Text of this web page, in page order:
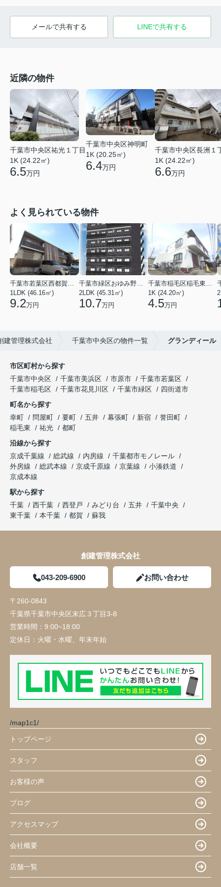
メールで共有する LINEで共有する
近隣の物件
千葉市中央区祐光１丁目
1K (24.22㎡)
6.5万円
千葉市中央区神明町
1K (20.25㎡)
6.4万円
千葉市中央区長洲１
1K (24.22㎡)
6.6万円
よく見られている物件
千葉市若葉区西都賀３丁目
1LDK (46.16㎡)
9.2万円
千葉市緑区おゆみ野３丁目
2LDK (45.31㎡)
10.7万円
千葉市稲毛区稲毛東２丁目
1K (24.20㎡)
4.5万円
建管理株式会社 千葉市中央区の物件一覧 グランディール
市区町村から探す
千葉市中央区
千葉市美浜区 市原市
千葉市若葉区
千葉市稲毛区
千葉市花見川区 千葉市緑区
四街道市
町名から探す
幸町
問屋町 要町 五井 幕張町 新宿
誉田町
稲毛東
祐光
都町
沿線から探す
京成千葉線
総武線 内房線
千葉都市モノレール
外房線
総武本線 京成千原線 京葉線
小湊鉄道
京成本線
駅から探す
千葉
西千葉 西登戸 みどり台 五井
千葉中央
東千葉
本千葉 都賀 蘇我
創建管理株式会社
043-209-6900 お問い合わせ
〒260-0843
千葉県千葉市中央区末広３丁目3-8
営業時間： 9:00~18:00
定休日： 火曜・水曜、年末年始
/map1c1/
トップページ
スタッフ
お客様の声
ブログ
アクセスマップ
会社概要
店舗一覧